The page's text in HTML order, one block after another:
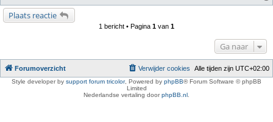
Plaats reactie
1 bericht • Pagina 1 van 1
Ga naar
Forumoverzicht Alle tijden zijn UTC+02:00
Verwijder cookies
Style developer by support forum tricolor, Powered by phpBB® Forum Software © phpBB
Limited
Nederlandse vertaling doorphpBB.nl